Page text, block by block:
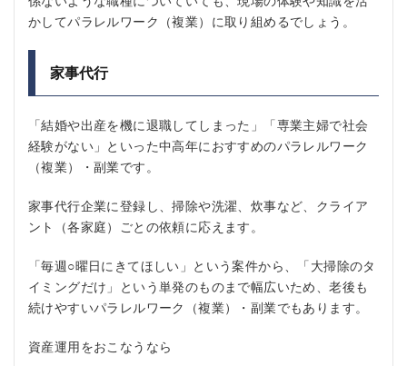
かしてパラレルワーク（複業）に取り組めるでしょう。
家事代行
「結婚や出産を機に退職してしまった」「専業主婦で社会
経験がない」といった中高年におすすめのパラレルワーク
（複業）・副業です。
家事代行企業に登録し、掃除や洗濯、炊事など、クライア
ント（各家庭）ごとの依頼に応えます。
「毎週○曜日にきてほしい」という案件から、「大掃除のタ
イミングだけ」という単発のものまで幅広いため、老後も
続けやすいパラレルワーク（複業）・副業でもあります。
資産運用をおこなうなら